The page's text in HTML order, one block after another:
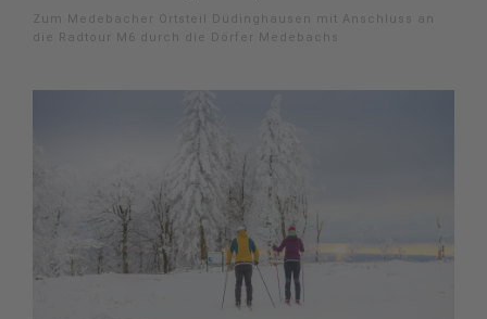
Zum Medebacher Ortsteil Düdinghausen mit Anschluss an
die Radtour M6 durch die Dörfer Medebachs